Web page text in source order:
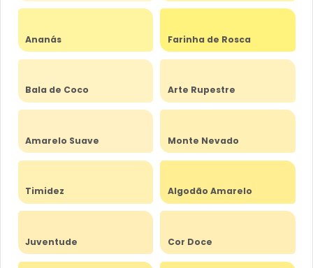
Ananás Farinha de Rosca
Bala de Coco Arte Rupestre
Amarelo Suave Monte Nevado
Timidez Algodão Amarelo
Juventude Cor Doce